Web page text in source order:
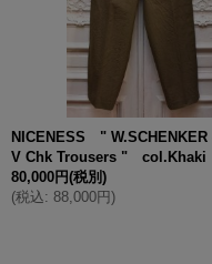
NICENESS "
V Chk Trousers " col.Khaki
80,000円(税別)
(税込: 88,000円)